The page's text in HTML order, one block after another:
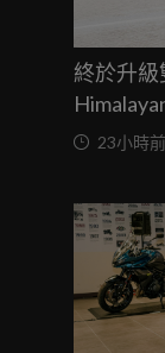
終於升級
突破67匹
23小時前